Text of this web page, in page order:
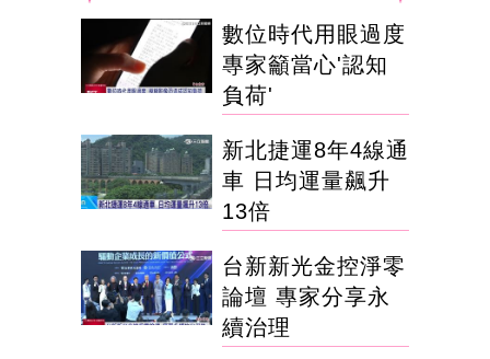
數位時代用眼過度
專家籲當心'認知
負荷'
新北捷運8年4線通
車 日均運量飆升
13倍
台新新光金控淨零
論壇 專家分享永
續治理